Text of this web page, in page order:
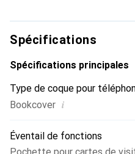
produits de haute qualité, la
fiable pour une clientèle
Spécifications
Spécifications principales
Type de coque pour
Bookcover i
Éventail de fonctions